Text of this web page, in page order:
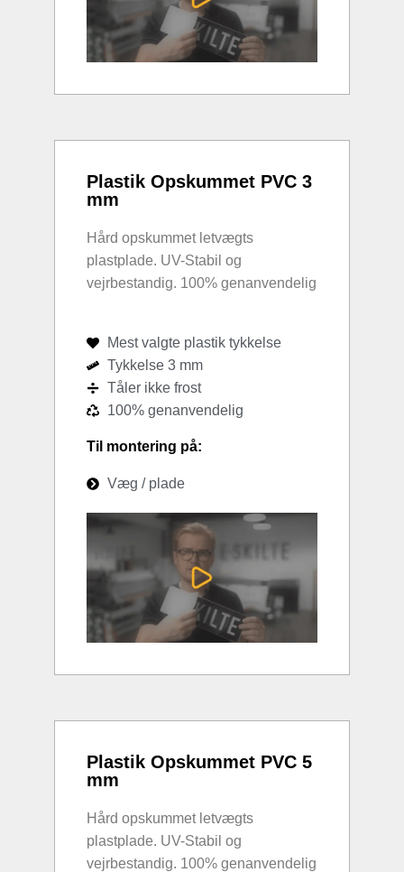
Plastik Opskummet PVC 3
mm
Hård opskummet letvægts
plastplade. UV-Stabil og
vejrbestandig. 100% genanvendelig
Mest valgte plastik tykkelse
Tykkelse 3 mm
Tåler ikke frost
100% genanvendelig
Til montering på:
Væg / plade
Plastik Opskummet PVC 5
mm
Hård opskummet letvægts
plastplade. UV-Stabil og
vejrbestandig. 100% genanvendelig